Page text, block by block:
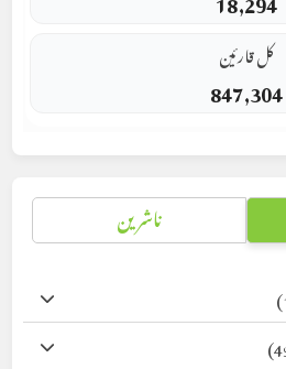
کل قارئین
847,304
ناشرین